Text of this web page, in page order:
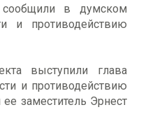
сообщили в думском
и противодействию
выступили глава
и противодействию
заместитель Эрнест